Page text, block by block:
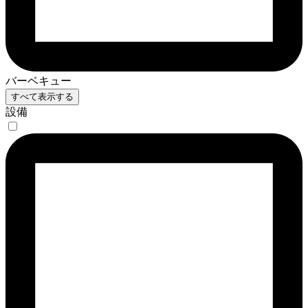
バーベキュー
すべて表示する
設備